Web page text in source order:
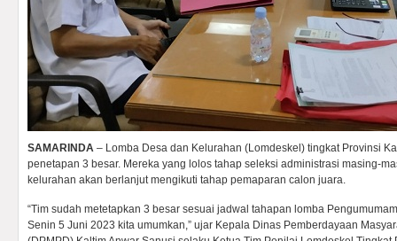
SAMARINDA – Lomba Desa dan Kelurahan (Lomdeskel) tingkat Provinsi
penetapan 3 besar. Mereka yang lolos tahap seleksi administrasi masing-
kelurahan akan berlanjut mengikuti tahap pemaparan calon juara.
“Tim sudah metetapkan 3 besar sesuai jadwal tahapan lomba
Senin 5 Juni 2023 kita umumkan,” ujar Kepala Dinas Pemberdayaan